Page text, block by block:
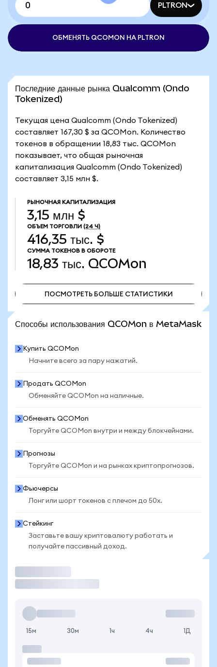
PLTRON
ОБМЕНЯТЬ QCOMON НА PLTRON
Последние данные рынка Qualcomm (Ondo
Tokenized)
Текущая цена Qualcomm (Ondo Tokenized)
составляет 167,30 $ за QCOMon. Количество
токенов в обращении 18,83 тыс. QCOMon
показывает, что общая рыночная
капитализация Qualcomm (Ondo Tokenized)
составляет 3,15 млн $.
РЫНОЧНАЯ КАПИТАЛИЗАЦИЯ
3,15 млн $
ОБЪЕМ ТОРГОВЛИ (24 Ч)
416,35 тыс. $
СУММА ТОКЕНОВ В ОБОРОТЕ
18,83 тыс. QCOMon
ПОСМОТРЕТЬ БОЛЬШЕ СТАТИСТИКИ
Способы использования QCOMon в MetaMask
Купить QCOMon
Начните всего за пару нажатий.
Продать QCOMon
Обменяйте QCOMon на наличные.
Обменять QCOMon
Торгуйте QCOMon внутри и между блокчейнами.
Прогнозы
Торгуйте QCOMon и на рынках криптопрогнозов.
Фьючерсы
Лонг или шорт токенов с плечом до 50x.
Стейкинг
Заставьте вашу криптовалюту работать и
получайте пассивный доход.
15м 30м 1ч 4ч 1Д